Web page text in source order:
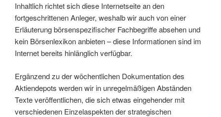
Inhaltlich richtet sich diese Internetseite an den
fortgeschrittenen Anleger, weshalb wir auch von einer
Erläuterung börsenspezifischer Fachbegriffe absehen und
kein Börsenlexikon anbieten – diese Informationen sind im
Internet bereits hinlänglich verfügbar.
Ergänzend zu der wöchentlichen Dokumentation des
Aktiendepots werden wir in unregelmäßigen Abständen
Texte veröffentlichen, die sich etwas eingehender mit
verschiedenen Einzelaspekten der strategischen